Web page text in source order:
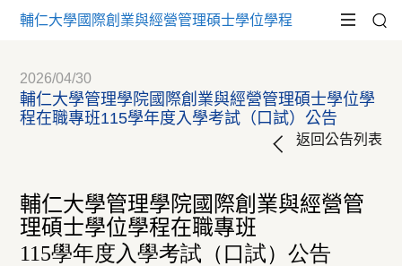
輔仁大學國際創業與經營管理碩士學位學程
2026/04/30
輔仁大學管理學院國際創業與經營管理碩士學位學
程在職專班115學年度入學考試（口試）公告
返回公告列表
輔仁大學管理學院國際創業與經營管
理碩士學位學程在職專班
115學年度入學考試（口試）公告